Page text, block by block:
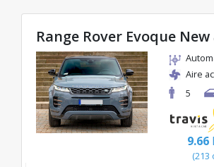
Range Rover Evoque New
Aire
5
9.66
(213